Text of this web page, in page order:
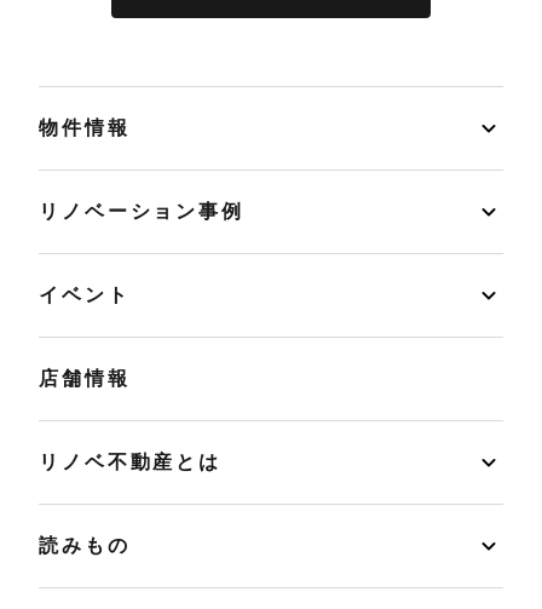
物件情報
リノベーション事例
イベント
店舗情報
リノベ不動産とは
読みもの